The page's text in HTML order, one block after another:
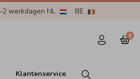
werkdagen NL BE
0
Klantenservice